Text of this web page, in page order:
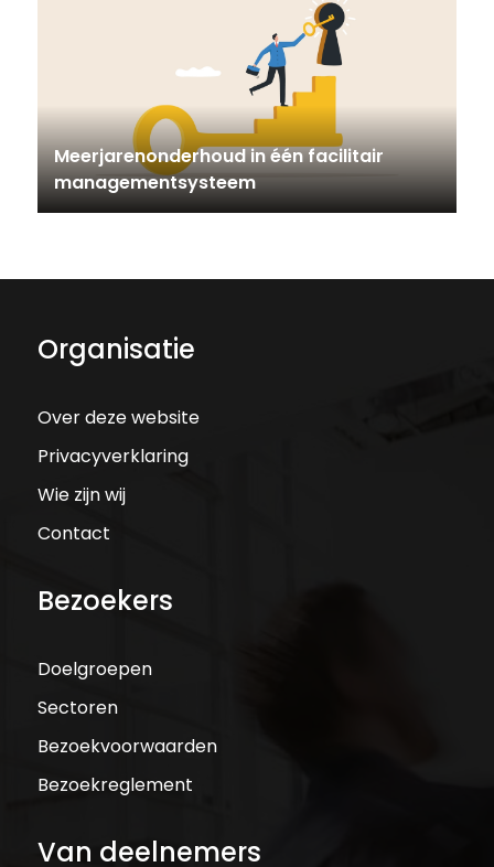
Meerjarenonderhoud in één facilitair
managementsysteem
Organisatie
Over deze website
Privacyverklaring
Wie zijn wij
Contact
Bezoekers
Doelgroepen
Sectoren
Bezoekvoorwaarden
Bezoekreglement
Van deelnemers